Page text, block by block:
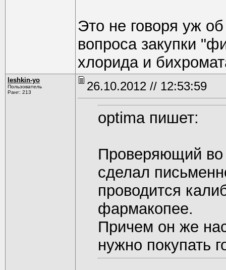
Это не говоря уж
вопроса закупки
хлорида и
leshkin-yo
Пользователь
Ранг: 213
26.10.2012 // 12:53:59
optima пишет:
Проверяющий во
сделал
проводится
фармакопее.
Причем он же
нужно покупать